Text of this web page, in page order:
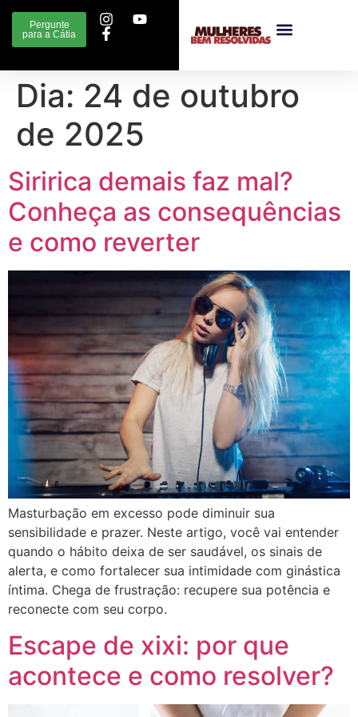
Pergunte
para a Cátia
Dia: 24 de outubro
de 2025
Siririca demais faz mal?
Conheça as consequências
e como reverter
Masturbação em excesso pode diminuir sua
sensibilidade e prazer. Neste artigo, você vai entender
quando o hábito deixa de ser saudável, os sinais de
alerta, e como fortalecer sua intimidade com ginástica
íntima. Chega de frustração: recupere sua potência e
reconecte com seu corpo.
Escape de xixi: por que
acontece e como resolver?